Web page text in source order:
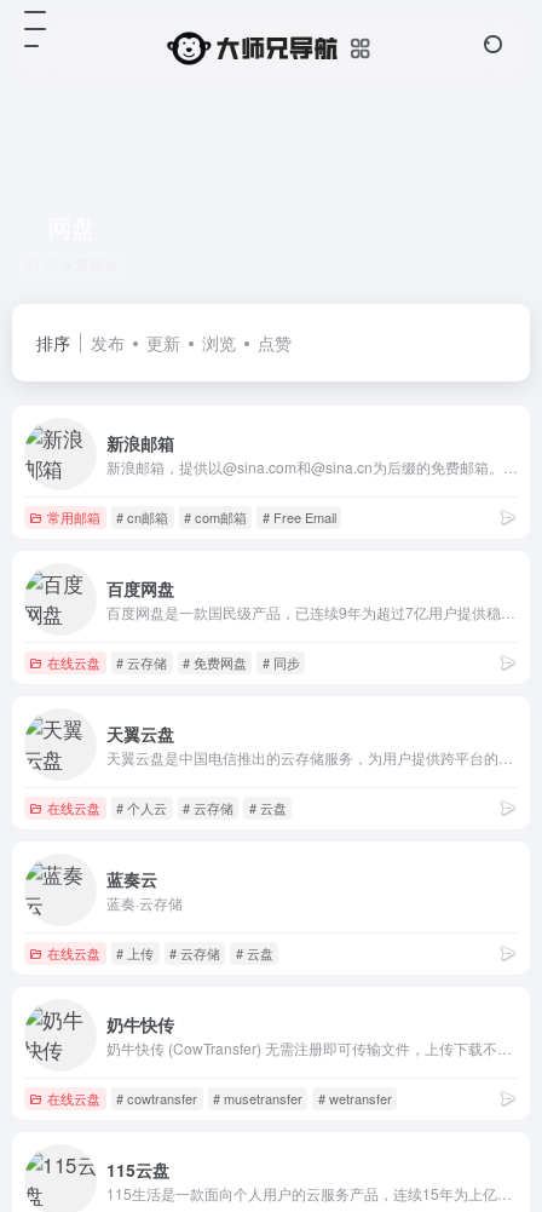
排序 发布 更新 浏览 点赞
新浪邮箱
常用邮箱 # cn邮箱 # com邮箱 # Free Email
百度网盘
在线云盘 # 云存储 # 免费网盘 # 同步
天翼云盘
在线云盘 # 个人云 # 云存储 # 云盘
蓝奏云
蓝奏·云存储
在线云盘 # 上传 # 云存储 # 云盘
奶牛快传
在线云盘 # cowtransfer # musetransfer # wetransfer
115云盘